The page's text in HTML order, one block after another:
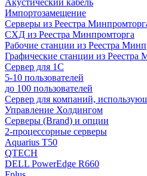
Акустический кабель
Импортозамещение
Серверы из Реестра
СХД из Реестра Минпромторга
Рабочие станции из Реестра
Графические станции из Реестра
Сервер для 1С
5-10 пользователей
до 100 пользователей
Сервер для компаний,
Управление Холдингом
Серверы (Brand) и опции
2-процессорные серверы
Aquarius T50
QTECH
DELL PowerEdge R660